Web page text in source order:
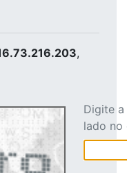
,
Digite
lado no